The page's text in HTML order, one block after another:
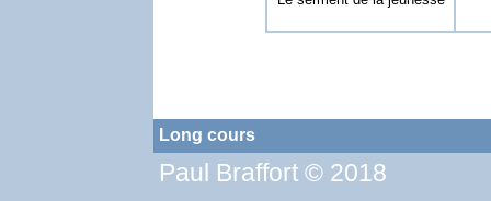
Long cours
Paul Braffort © 2018